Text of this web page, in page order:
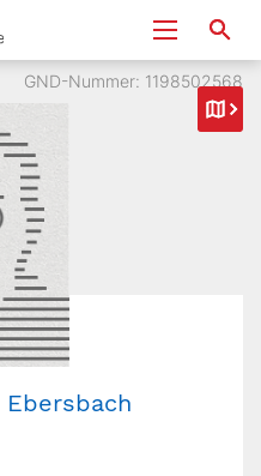
GND-Nummer: 1198502568
Ebersbach